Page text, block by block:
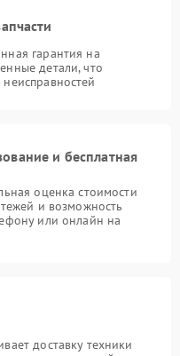
гарантия на
детали, что
и бесплатная
оценка стоимости
и возможность
или онлайн на
доставку техники